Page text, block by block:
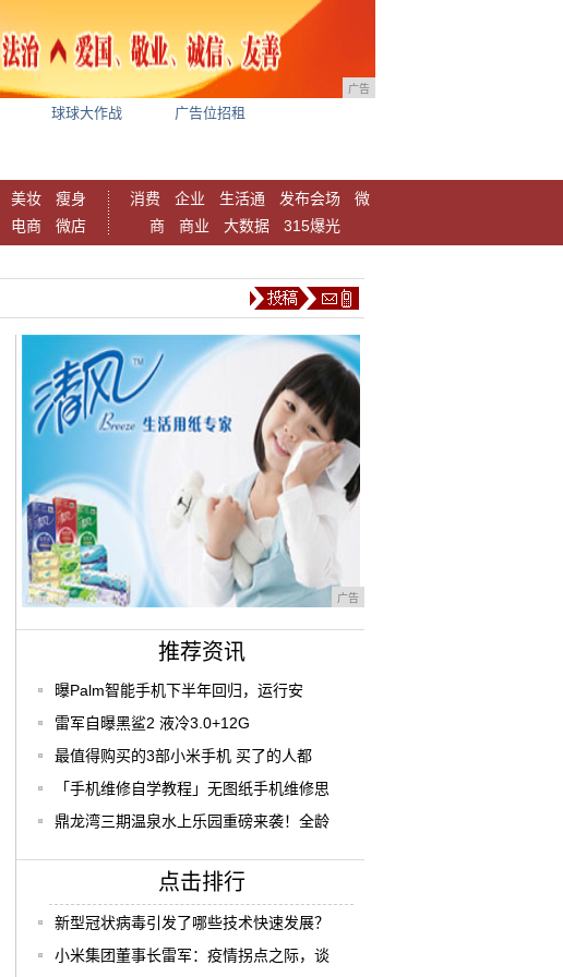
广告
球球大作战 广告位招租
美妆
瘦身
电商 微店
消费 企业 生活通 发布会场
微
商
商业 大数据 315爆光
广告
推荐资讯
曝Palm智能手机下半年回归，运行安
雷军自曝黑鲨2 液冷3.0+12G
最值得购买的3部小米手机 买了的人都
「手机维修自学教程」无图纸手机维修思
鼎龙湾三期温泉水上乐园重磅来袭！全龄
点击排行
新型冠状病毒引发了哪些技术快速发展？
小米集团董事长雷军：疫情拐点之际，谈